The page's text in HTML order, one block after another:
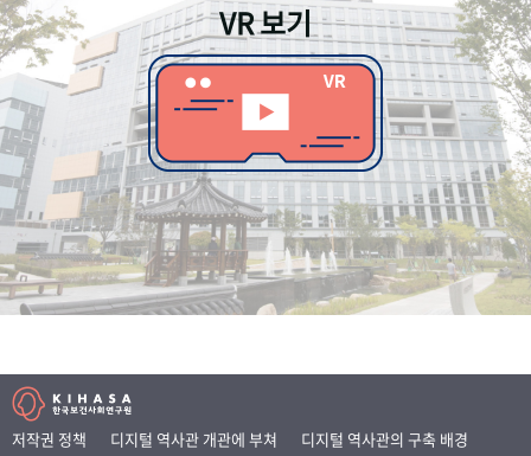
기록물 아카이브
사진 아카이브 문서 기록물 행정박물 영상 기록물
50 주년 기념
성과 50선 숫자로 보는 50년 50 +1주년 광장
세계와 함께 한 KIHASA
VR 역사관
VR 보기
저작권 정책 디지털 역사관 개관에 부쳐
디지털 역사관의 구축 배경